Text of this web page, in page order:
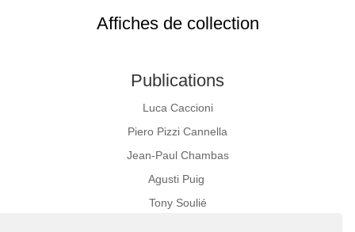
Affiches de collection
Publications
Luca Caccioni
Piero Pizzi Cannella
Jean-Paul Chambas
Agusti Puig
Tony Soulié